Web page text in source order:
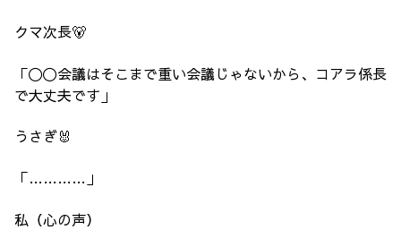
クマ次長🐻
「〇〇会議はそこまで重い会議じゃないから、コアラ係長
で大丈夫です」
うさぎ🐰
「…………」
私（心の声）